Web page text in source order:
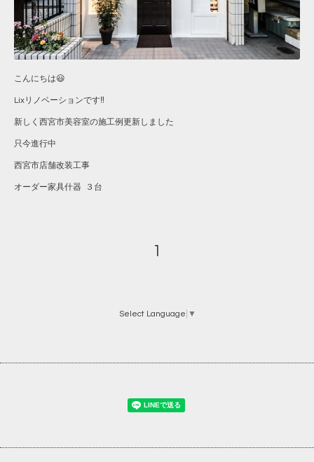
こんにちは😃
Lixリノベーションです‼︎
新しく西宮市美容室の施工例更新しました
只今進行中
西宮市店舗改装工事
オーダー家具什器 ３台
1
Select Language ▼